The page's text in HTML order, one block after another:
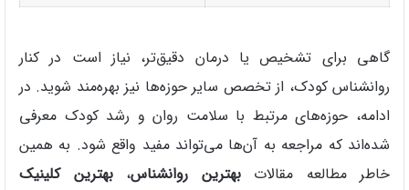
گاهی برای تشخیص یا درمان دقیق‌تر، نیاز است در کنار
روانشناس کودک، از تخصص سایر حوزه‌ها نیز بهره‌مند شوید. در
ادامه، حوزه‌های مرتبط با سلامت روان و رشد کودک معرفی
شده‌اند که مراجعه به آن‌ها می‌تواند مفید واقع شود. به همین
خاطر مطالعه مقالاتبهترین روانشناس،بهترین کلینیک